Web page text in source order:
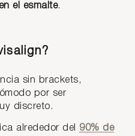
el esmalte.
sin brackets,
por ser
discreto.
alrededor del 90% de